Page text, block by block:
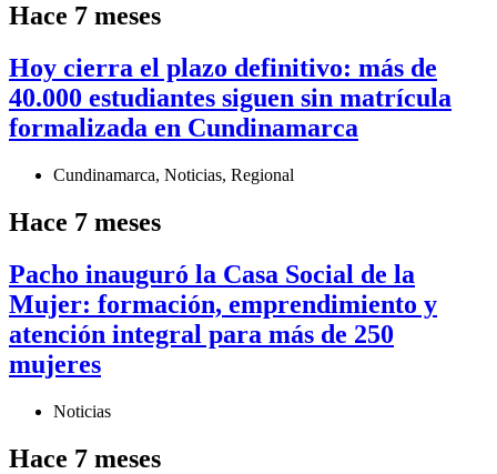
Hace 7 meses
Hoy cierra el plazo definitivo: más de
40.000 estudiantes siguen sin matrícula
formalizada en Cundinamarca
Cundinamarca, Noticias, Regional
Hace 7 meses
Pacho inauguró la Casa Social de la
Mujer: formación, emprendimiento y
atención integral para más de 250
mujeres
Noticias
Hace 7 meses